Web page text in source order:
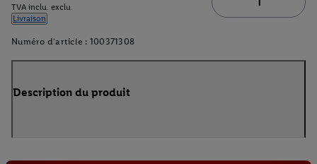
TVA inclu. exclu.
Livraison
Numéro d'article : 100371308
Description du produit